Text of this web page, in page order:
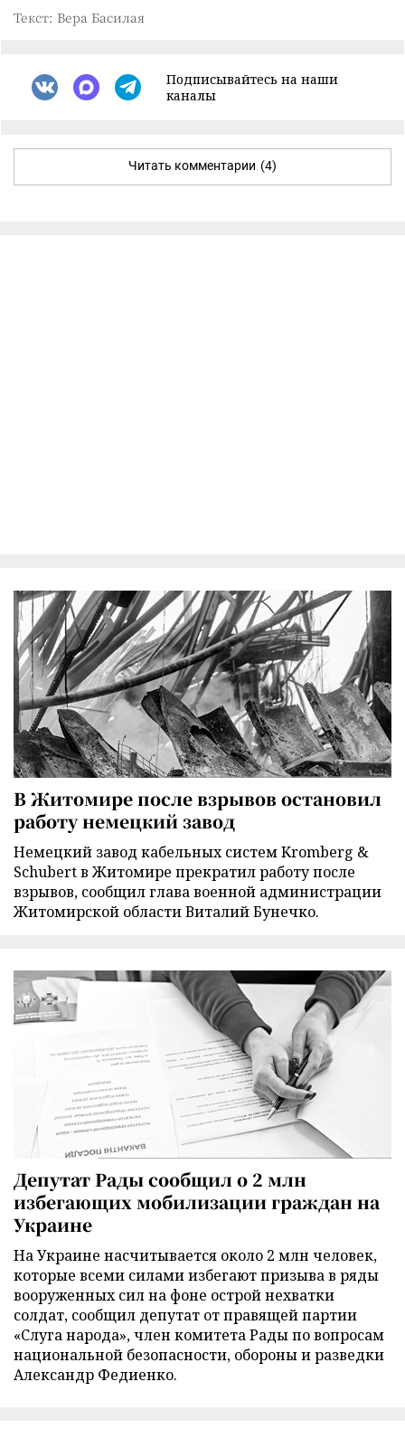
Текст: Вера Басилая
Подписывайтесь на наши
каналы
Читать комментарии (4)
В Житомире после взрывов остановил
работу немецкий завод
Немецкий завод кабельных систем Kromberg &
Schubert в Житомире прекратил работу после
взрывов, сообщил глава военной администрации
Житомирской области Виталий Бунечко.
Депутат Рады сообщил о 2 млн
избегающих мобилизации граждан на
Украине
На Украине насчитывается около 2 млн человек,
которые всеми силами избегают призыва в ряды
вооруженных сил на фоне острой нехватки
солдат, сообщил депутат от правящей партии
«Слуга народа», член комитета Рады по вопросам
национальной безопасности, обороны и разведки
Александр Федиенко.